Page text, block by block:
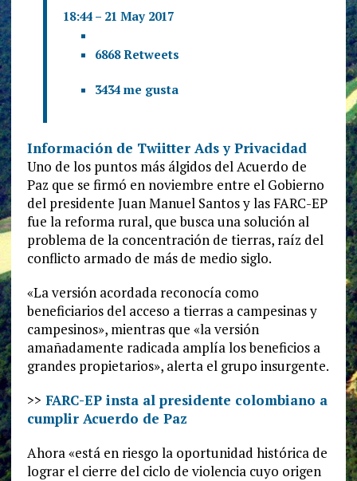
18:44 – 21 May 2017
6868 Retweets
3434 me gusta
Información de Twiitter Ads y Privacidad
Uno de los puntos más álgidos del Acuerdo de
Paz que se firmó en noviembre entre el Gobierno
del presidente Juan Manuel Santos y las FARC-EP
fue la reforma rural, que busca una solución al
problema de la concentración de tierras, raíz del
conflicto armado de más de medio siglo.
«La versión acordada reconocía como
beneficiarios del acceso a tierras a campesinas y
campesinos», mientras que «la versión
amañadamente radicada amplía los beneficios a
grandes propietarios», alerta el grupo insurgente.
>> FARC-EP insta al presidente colombiano a
cumplir Acuerdo de Paz
Ahora «está en riesgo la oportunidad histórica de
lograr el cierre del ciclo de violencia cuyo origen